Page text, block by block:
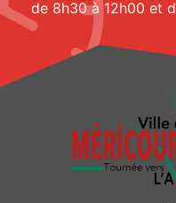
de 8h30 à 12h00 et